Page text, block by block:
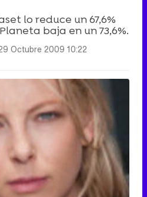
lo reduce un 67,6%
baja en un 73,6%.
Octubre 2009 10:22